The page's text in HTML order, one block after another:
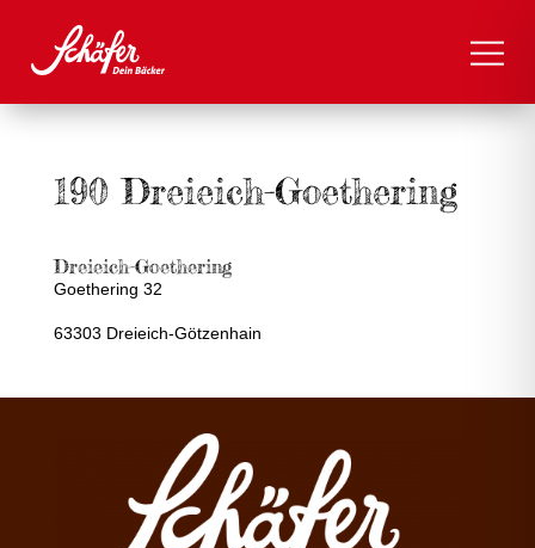
190 Dreieich-Goethering
Dreieich-Goethering
Goethering 32
63303 Dreieich-Götzenhain